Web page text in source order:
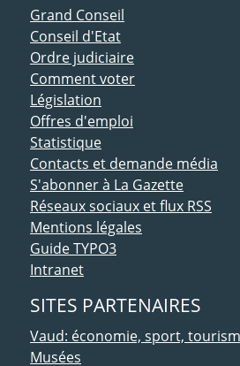
ACCÈS DIRECT
Grand Conseil
Conseil d'Etat
Ordre judiciaire
Comment voter
Législation
Offres d'emploi
Statistique
Contacts et demande média
S'abonner à La Gazette
Réseaux sociaux et flux RSS
Mentions légales
Guide TYPO3
Intranet
SITES PARTENAIRES
Vaud: économie, sport,
Musées